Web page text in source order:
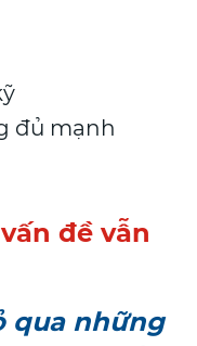
đủ mạnh
đề vẫn
qua những